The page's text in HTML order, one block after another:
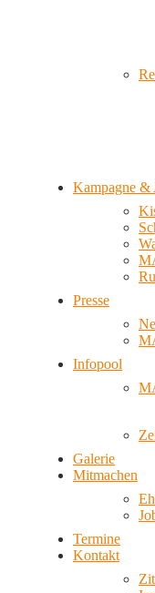
Kampagne &
Presse
Infopool
Galerie
Mitmachen
Termine
Kontakt